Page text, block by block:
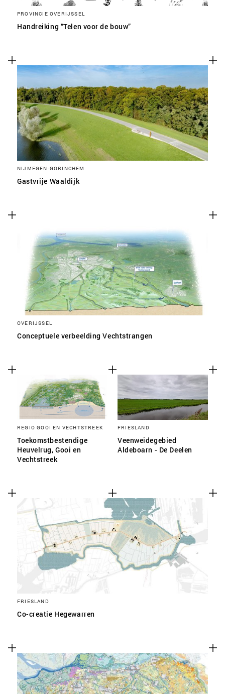
PROVINCIE OVERIJSSEL
Handreiking “Telen voor de bouw”
NIJMEGEN-GORINCHEM
Gastvrije Waaldijk
OVERIJSSEL
Conceptuele verbeelding Vechtstrangen
REGIO GOOI EN VECHTSTREEK
Toekomstbestendige
Heuvelrug, Gooi en
Vechtstreek
FRIESLAND
Veenweidegebied
Aldeboarn - De Deelen
FRIESLAND
Co-creatie Hegewarren